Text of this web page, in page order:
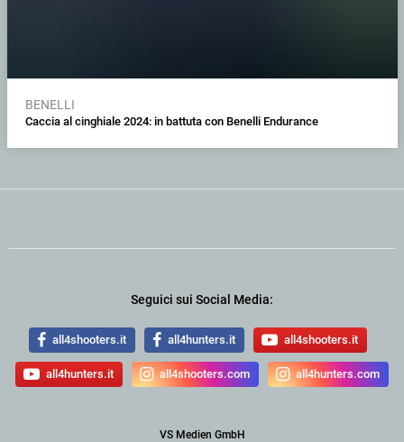
BENELLI
Caccia al cinghiale 2024: in battuta con Benelli Endurance
Seguici sui Social Media:
all4shooters.it all4hunters.it all4shooters.it
all4hunters.it all4shooters.com all4hunters.com
VS Medien GmbH